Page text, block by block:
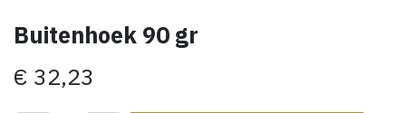
Buitenhoek 90 gr
€ 32,23